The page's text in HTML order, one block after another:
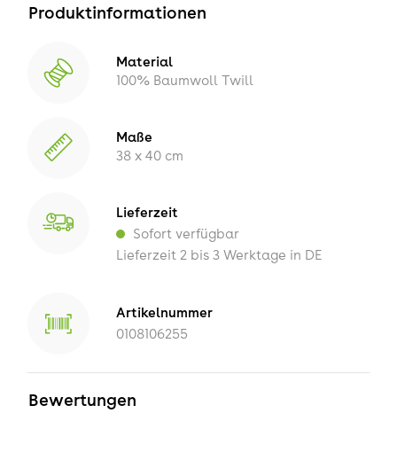
Produktinformationen
Material
100% Baumwoll Twill
Maße
38 x 40 cm
Lieferzeit
Sofort verfügbar
Lieferzeit 2 bis 3 Werktage in DE
Artikelnummer
0108106255
Bewertungen